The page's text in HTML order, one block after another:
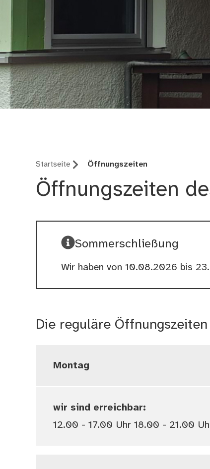
Startseite Öffnungszeiten
Öffnungszeiten
Sommerschließung
Wir haben von 10.08.2026 bis
Die reguläre
Montag
wir sind erreichbar:
12.00 - 17.00 Uhr 18.00 - 21.00